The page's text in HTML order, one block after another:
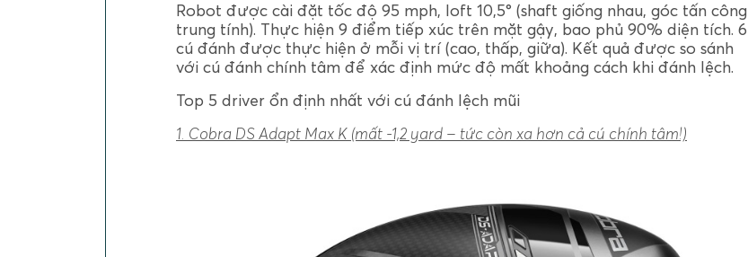
Robot được cài đặt tốc độ 95 mph, loft 10,5° (shaft giống nhau, góc tấn công
trung tính). Thực hiện 9 điểm tiếp xúc trên mặt gậy, bao phủ 90% diện tích. 6
cú đánh được thực hiện ở mỗi vị trí (cao, thấp, giữa). Kết quả được so sánh
với cú đánh chính tâm để xác định mức độ mất khoảng cách khi đánh lệch.
Top 5 driver ổn định nhất với cú đánh lệch mũi
1. Cobra DS Adapt Max K (mất -1,2 yard – tức còn xa hơn cả cú chính tâm!)